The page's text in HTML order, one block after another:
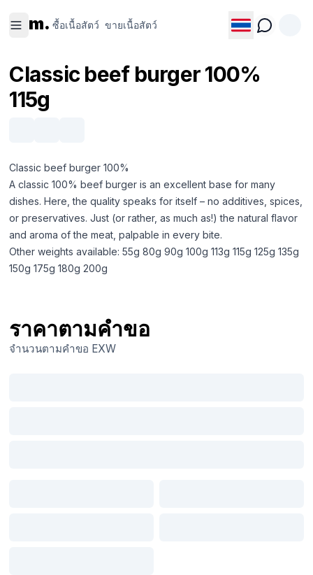
m. ซื้อเนื้อสัตว์ ขายเนื้อสัตว์
สัตว์
สัตว์
Classic beef burger 100%
115g
Classic beef burger 100%
A classic 100% beef burger is an excellent base for many
dishes. Here, the quality speaks for itself – no additives, spices,
or preservatives. Just (or rather, as much as!) the natural flavor
and aroma of the meat, palpable in every bite.
Other weights available: 55g 80g 90g 100g 113g 115g 125g 135g
150g 175g 180g 200g
ราคาตามคำขอ
จำนวนตามคำขอ EXW